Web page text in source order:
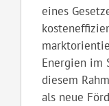
eines
Energien im
diesem
als neue